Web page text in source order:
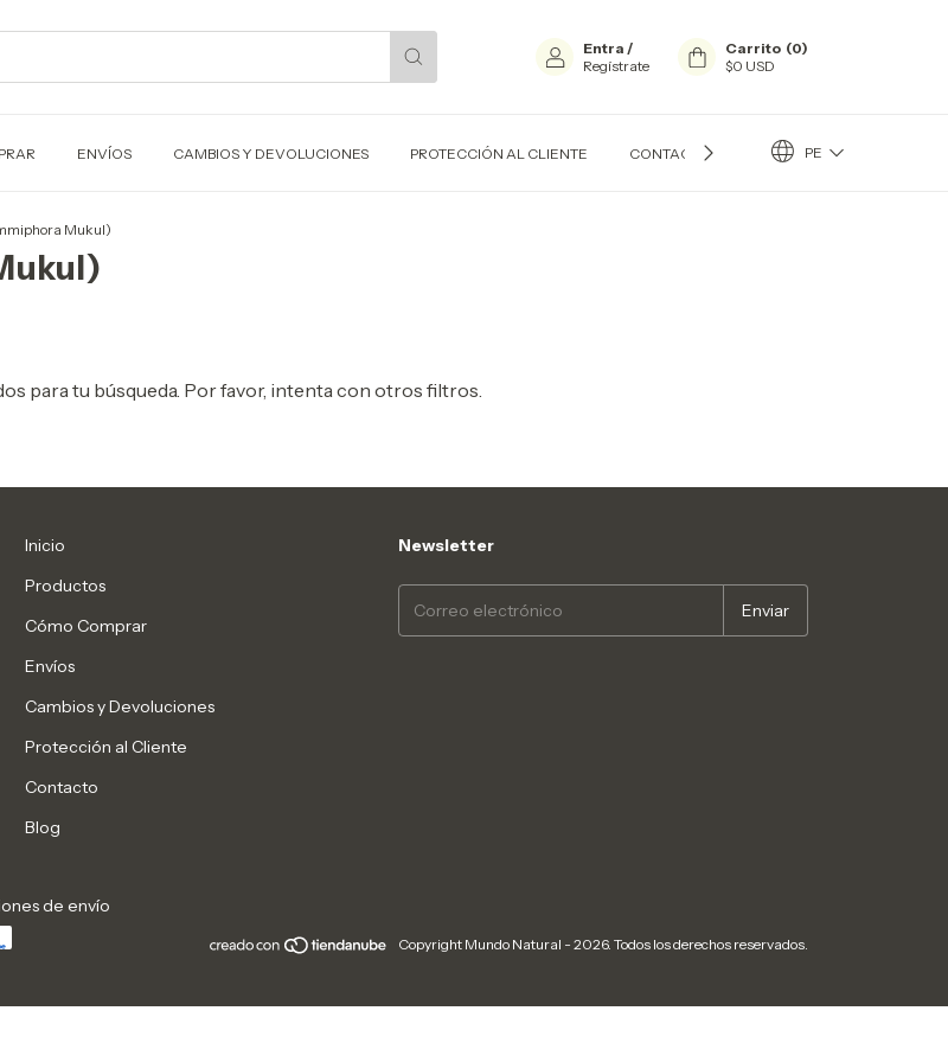
Entra /
Regístrate
Carrito (0)
$0 USD
ENVÍOS CAMBIOS Y DEVOLUCIONES PROTECCIÓN AL CLIENTE CONTACTO BLOG PE
Mukul)
para tu búsqueda. Por favor, intenta con otros filtros.
Inicio
Productos
Cómo Comprar
Envíos
Cambios y Devoluciones
Protección al Cliente
Contacto
Blog
Newsletter
de envío
Copyright Mundo Natural - 2026. Todos los derechos reservados.